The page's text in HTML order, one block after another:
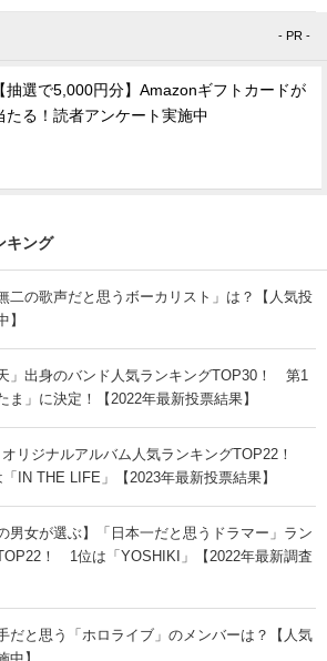
- PR -
【抽選で5,000円分】Amazonギフトカードが
たる！読者アンケート実施中
キング
二の歌声だと思うボーカリスト」は？【人気投
】
天」出身のバンド人気ランキングTOP30！ 第1
ま」に決定！【2022年最新投票結果】
オリジナルアルバム人気ランキングTOP22！
IN THE LIFE」【2023年最新投票結果】
男女が選ぶ】「日本一だと思うドラマー」ラン
！ 1位は「YOSHIKI」【2022年最新調査
だと思う「ホロライブ」のメンバーは？【人気